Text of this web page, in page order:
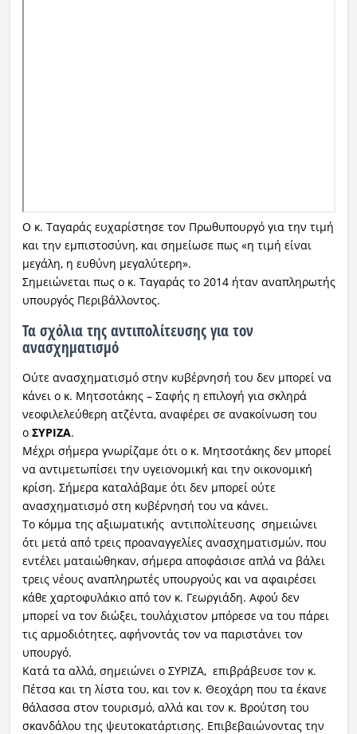
Ο κ. Ταγαράς ευχαρίστησε τον Πρωθυπουργό για την τιμή
και την εμπιστοσύνη, και σημείωσε πως «η τιμή είναι
μεγάλη, η ευθύνη μεγαλύτερη».
Σημειώνεται πως ο κ. Ταγαράς το 2014 ήταν αναπληρωτής
υπουργός Περιβάλλοντος.
Τα σχόλια της αντιπολίτευσης για τον
ανασχηματισμό
Ούτε ανασχηματισμό στην κυβέρνησή του δεν μπορεί να
κάνει ο κ. Μητσοτάκης – Σαφής η επιλογή για σκληρά
νεοφιλελεύθερη ατζέντα, αναφέρει σε ανακοίνωση του
οΣΥΡΙΖΑ.
Μέχρι σήμερα γνωρίζαμε ότι ο κ. Μητσοτάκης δεν μπορεί
να αντιμετωπίσει την υγειονομική και την οικονομική
κρίση. Σήμερα καταλάβαμε ότι δεν μπορεί ούτε
ανασχηματισμό στη κυβέρνησή του να κάνει.
Το κόμμα της αξιωματικής αντιπολίτευσης σημειώνει
ότι μετά από τρεις προαναγγελίες ανασχηματισμών, που
εντέλει ματαιώθηκαν, σήμερα αποφάσισε απλά να βάλει
τρεις νέους αναπληρωτές υπουργούς και να αφαιρέσει
κάθε χαρτοφυλάκιο από τον κ. Γεωργιάδη. Αφού δεν
μπορεί να τον διώξει, τουλάχιστον μπόρεσε να του πάρει
τις αρμοδιότητες, αφήνοντάς τον να παριστάνει τον
υπουργό.
Κατά τα αλλά, σημειώνει ο ΣΥΡΙΖΑ, επιβράβευσε τον κ.
Πέτσα και τη λίστα του, και τον κ. Θεοχάρη που τα έκανε
θάλασσα στον τουρισμό, αλλά και τον κ. Βρούτση του
σκανδάλου της ψευτοκατάρτισης. Επιβεβαιώνοντας την